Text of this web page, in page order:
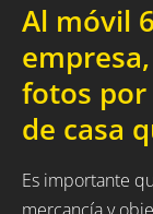
Al móvil
fotos por
de casa
Es importante